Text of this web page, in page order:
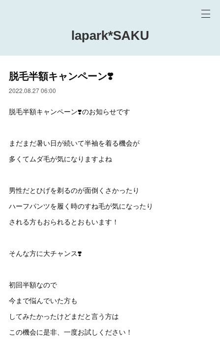
lapark*SAKU
脱毛半額キャンペーン❣️
2022.08.27 06:00
脱毛半額キャンペーン❣️のお知らせです
まだまだ暑い日が続いて半袖を着る機会が
多くてムダ毛が気になりますよね
男性だとひげを剃るのが面倒くさかったり
ハーフパンツを履く時のすね毛が気になったり
される方もおられるとおもいます！
そんな方に大チャンス❣️
初回半額なので
今まで悩んでいた方も
してみたかったけどまだと言う方は
この機会に是非、一度お試しください！